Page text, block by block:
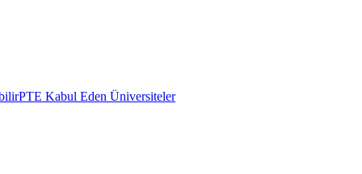
PTE Kabul Eden Üniversiteler